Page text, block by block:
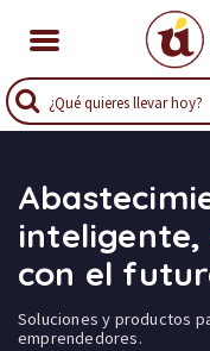
inteligente,
con el
Soluciones y productos
emprendedores.